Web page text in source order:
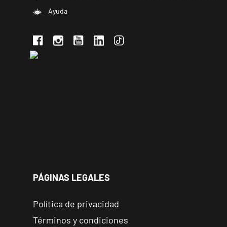
Ayuda
PÁGINAS LEGALES
Política de privacidad
Términos y condiciones